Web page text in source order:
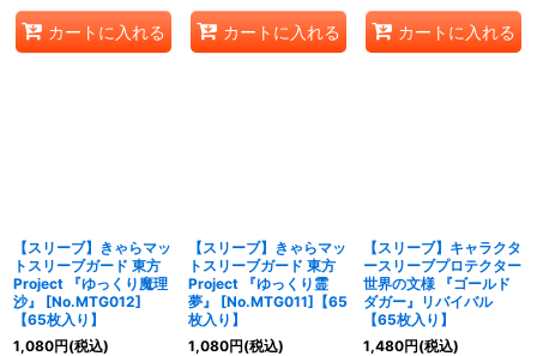
カートに入れる カートに入れる カートに入れる
【スリーブ】きゃらマッ
トスリーブガード 東方
Project 『ゆっくり魔理
沙』 [No.MTG012]
【65枚入り】
1,080円(税込)
【スリーブ】きゃらマッ
トスリーブガード 東方
Project 『ゆっくり霊
夢』 [No.MTG011]【65
枚入り】
1,080円(税込)
【スリーブ】キャラクタ
ースリーブプロテクター
世界の文様 『ゴールド
ダガー』リバイバル
【65枚入り】
1,480円(税込)